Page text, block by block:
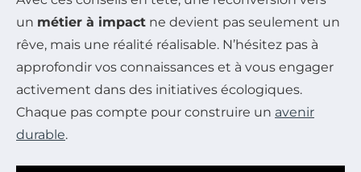
un métier à impact ne devient pas seulement un
rêve, mais une réalité réalisable. N’hésitez pas à
approfondir vos connaissances et à vous engager
activement dans des initiatives écologiques.
Chaque pas compte pour construire un avenir
durable.